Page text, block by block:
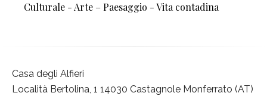
Culturale - Arte – Paesaggio - Vita contadina
Casa degli Alfieri
Località Bertolina, 1 14030 Castagnole Monferrato (AT)